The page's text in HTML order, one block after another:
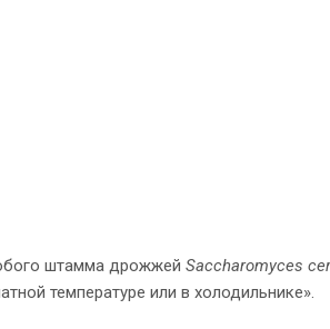
штамма дрожжей Saccharomyces
температуре или в холодильнике».